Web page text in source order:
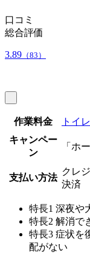
口コミ
総合評価
3.89 （83）
作業料金
トイ
キャンペー
ン
「ホ
支払い方法
クレ
決済
特長1 深夜や
特長2 解消で
特長3 症状を
配がない